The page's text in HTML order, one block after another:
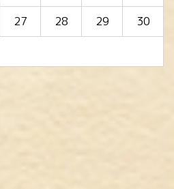
27 28 29
30